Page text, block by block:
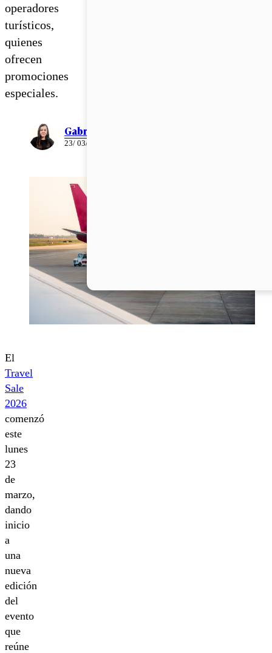
operadores
turísticos,
quienes
ofrecen
promociones
especiales.
Gabriela Romo
23/ 03/ 2026
El
Travel
Sale
2026
comenzó
este
lunes
23
de
marzo,
dando
inicio
a
una
nueva
edición
del
evento
que
reúne